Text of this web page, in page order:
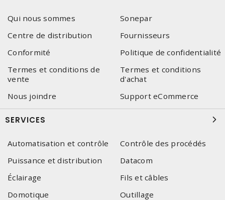
Qui nous sommes
Sonepar
Centre de distribution
Fournisseurs
Conformité
Politique de confidentialité
Termes et conditions de
vente
Termes et conditions
d'achat
Nous joindre
Support eCommerce
SERVICES
Automatisation et contrôle
Contrôle des procédés
Puissance et distribution
Datacom
Éclairage
Fils et câbles
Domotique
Outillage